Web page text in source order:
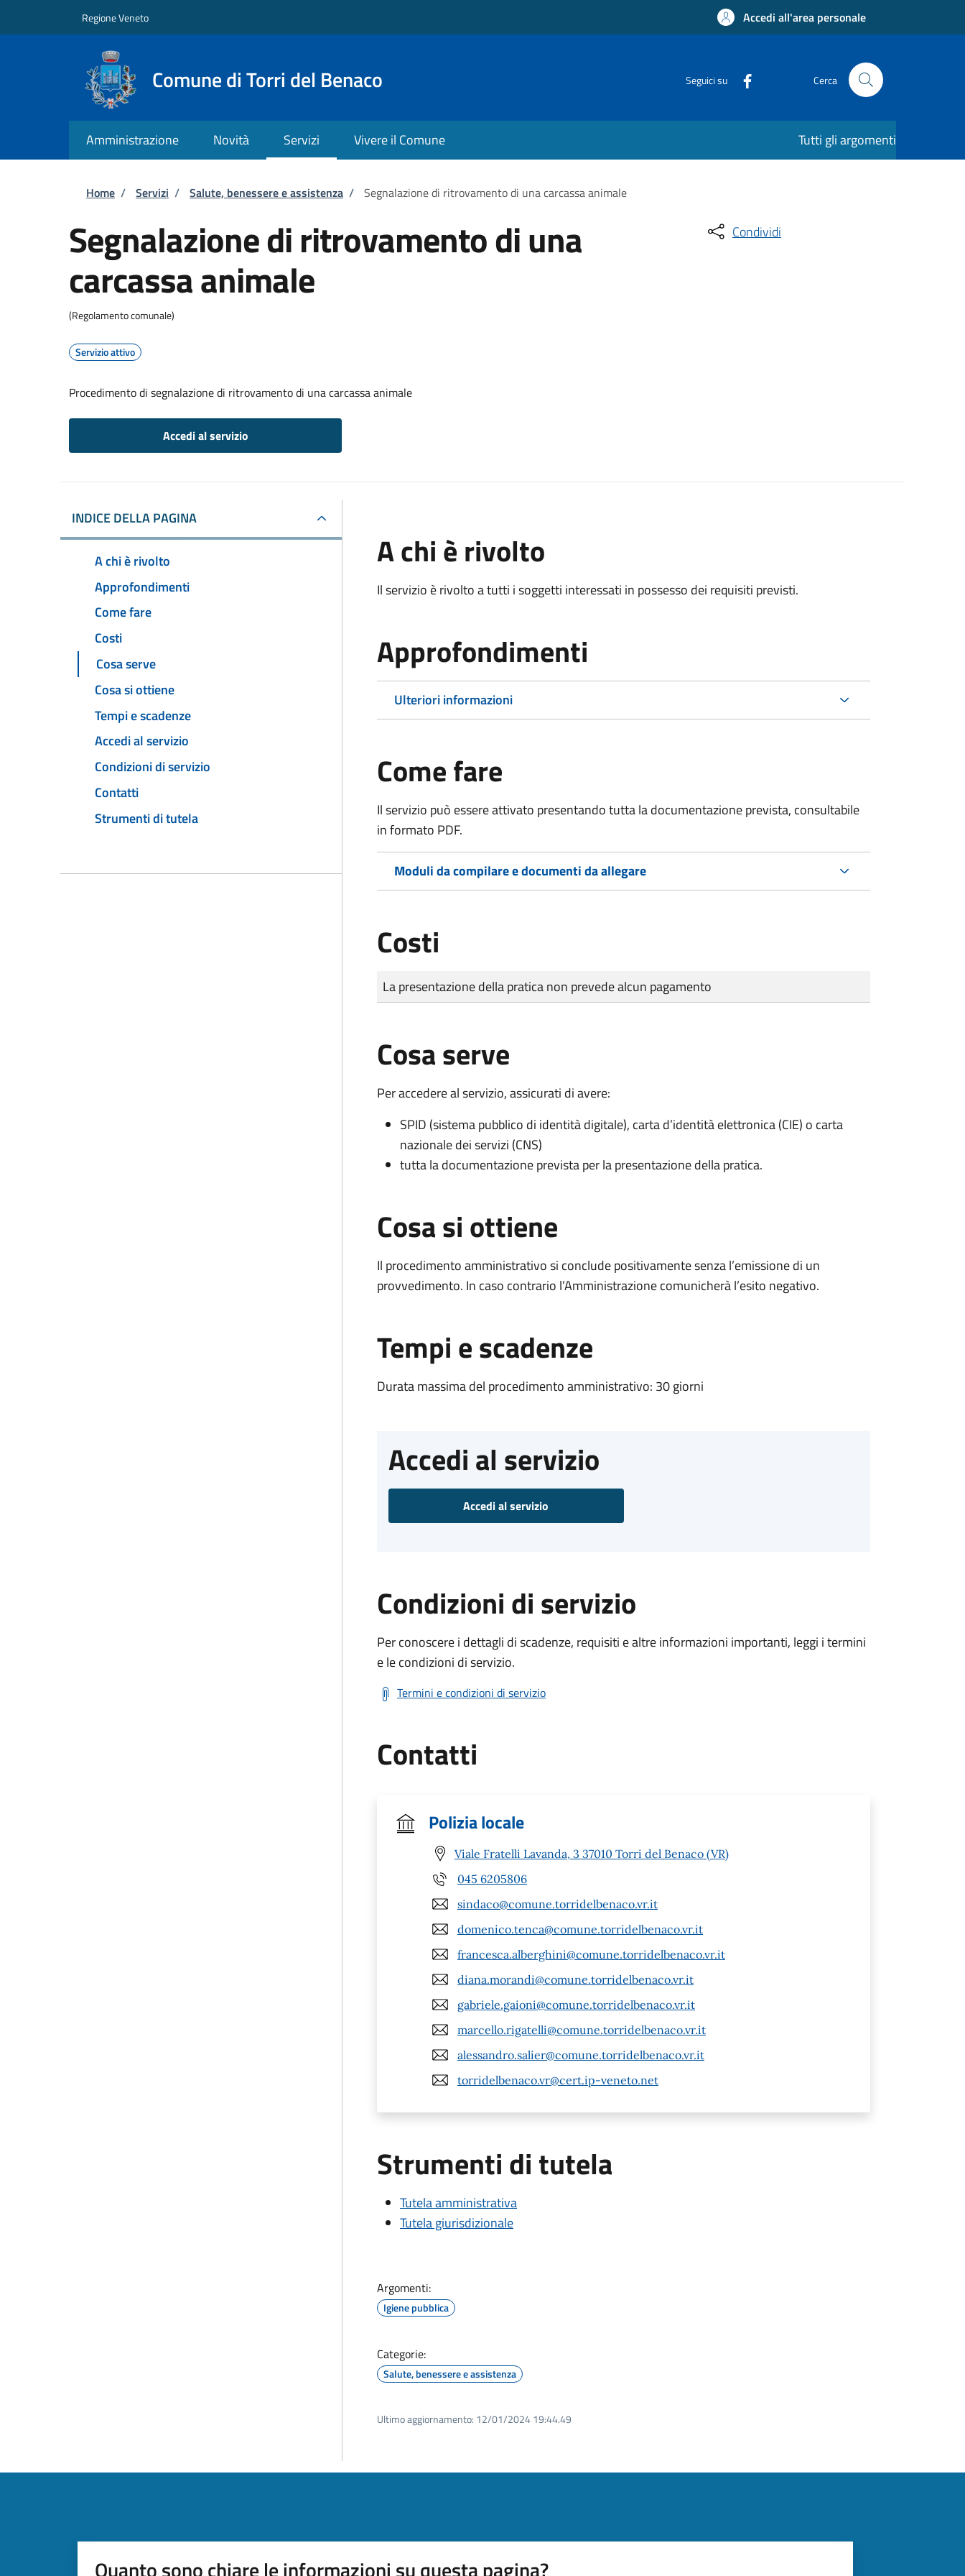
Regione Veneto Accedi all'area personale
Comune di Torri del Benaco Seguici su Cerca
Amministrazione Novità Servizi Vivere il Comune Tutti gli argomenti
Briciole di pane
Home / Servizi / Salute, benessere e assistenza / Segnalazione di ritrovamento di una carcassa animale
Segnalazione di ritrovamento di una
carcassa animale
(Regolamento comunale)
Servizio attivo
Procedimento di segnalazione di ritrovamento di una carcassa animale
Accedi al servizio
Condividi
INDICE DELLA PAGINA
A chi è rivolto
Approfondimenti
Come fare
Costi
Cosa serve
Cosa si ottiene
Tempi e scadenze
Accedi al servizio
Condizioni di servizio
Contatti
Strumenti di tutela
A chi è rivolto
Il servizio è rivolto a tutti i soggetti interessati in possesso dei requisiti previsti.
Approfondimenti
Ulteriori informazioni
Come fare
Il servizio può essere attivato presentando tutta la documentazione prevista, consultabile
in formato PDF.
Moduli da compilare e documenti da allegare
Costi
Tipo di pagamento
Importo
La presentazione della pratica non prevede alcun pagamento
Cosa serve
Per accedere al servizio, assicurati di avere:
SPID (sistema pubblico di identità digitale), carta d’identità elettronica (CIE) o carta
nazionale dei servizi (CNS)
tutta la documentazione prevista per la presentazione della pratica.
Cosa si ottiene
Il procedimento amministrativo si conclude positivamente senza l’emissione di un
provvedimento. In caso contrario l’Amministrazione comunicherà l’esito negativo.
Tempi e scadenze
Durata massima del procedimento amministrativo: 30 giorni
Accedi al servizio
Accedi al servizio
Condizioni di servizio
Per conoscere i dettagli di scadenze, requisiti e altre informazioni importanti, leggi i termini
e le condizioni di servizio.
Termini e condizioni di servizio
Contatti
Polizia locale
Viale Fratelli Lavanda, 3 37010 Torri del Benaco (VR)
045 6205806
sindaco@comune.torridelbenaco.vr.it
domenico.tenca@comune.torridelbenaco.vr.it
francesca.alberghini@comune.torridelbenaco.vr.it
diana.morandi@comune.torridelbenaco.vr.it
gabriele.gaioni@comune.torridelbenaco.vr.it
marcello.rigatelli@comune.torridelbenaco.vr.it
alessandro.salier@comune.torridelbenaco.vr.it
torridelbenaco.vr@cert.ip-veneto.net
Strumenti di tutela
Tutela amministrativa
Tutela giurisdizionale
Argomenti:
Igiene pubblica
Categorie:
Salute, benessere e assistenza
Ultimo aggiornamento: 12/01/2024 19:44.49